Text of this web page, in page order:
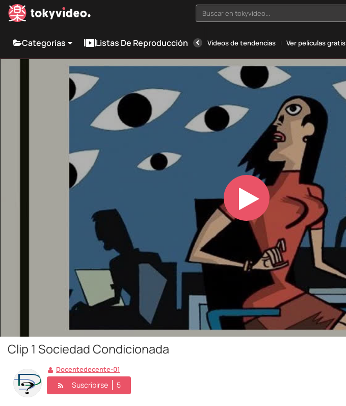
Buscar en tokyvideo...
Categorías Listas De Reproducción Vídeos de tendencias Ver películas gratis
Play
Video
Clip 1 Sociedad Condicionada
Docentedecente-01
Suscribirse 5